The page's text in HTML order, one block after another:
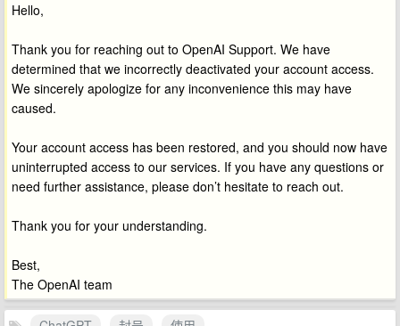
Hello,
Thank you for reaching out to OpenAI Support. We have
determined that we incorrectly deactivated your account access.
We sincerely apologize for any inconvenience this may have
caused.
Your account access has been restored, and you should now have
uninterrupted access to our services. If you have any questions or
need further assistance, please don’t hesitate to reach out.
Thank you for your understanding.
Best,
The OpenAI team